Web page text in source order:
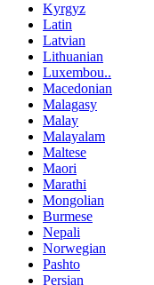
Kyrgyz
Latin
Latvian
Lithuanian
Luxembou..
Macedonian
Malagasy
Malay
Malayalam
Maltese
Maori
Marathi
Mongolian
Burmese
Nepali
Norwegian
Pashto
Persian